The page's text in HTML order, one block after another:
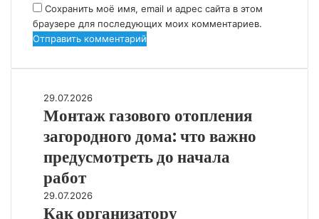
Сохранить моё имя, email и адрес сайта в этом
браузере для последующих моих комментариев.
Монтаж
газового
загородного
дома:
важно
предусмотреть
29.07.2026
Монтаж газового отопления
загородного дома: что важно
предусмотреть до начала
работ
Как
организатору
29.07.2026
Как организатору